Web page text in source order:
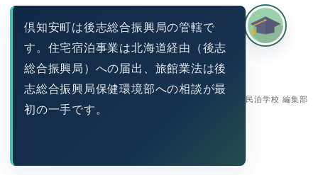
民泊学校 編集部
倶知安町は後志総合振興局の管轄で
す。住宅宿泊事業は北海道経由（後志
総合振興局）への届出、旅館業法は後
志総合振興局保健環境部への相談が最
初の一手です。